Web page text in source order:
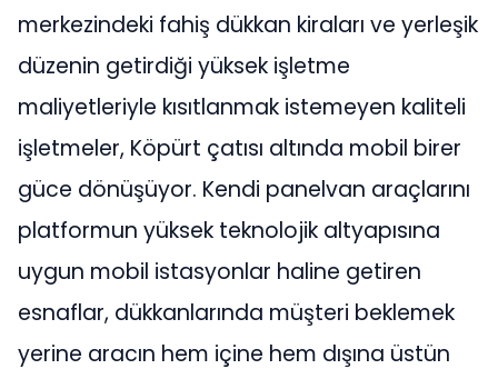
merkezindeki fahiş dükkan kiraları ve yerleşik
düzenin getirdiği yüksek işletme
maliyetleriyle kısıtlanmak istemeyen kaliteli
işletmeler, Köpürt çatısı altında mobil birer
güce dönüşüyor. Kendi panelvan araçlarını
platformun yüksek teknolojik altyapısına
uygun mobil istasyonlar haline getiren
esnaflar, dükkanlarında müşteri beklemek
yerine aracın hem içine hem dışına üstün